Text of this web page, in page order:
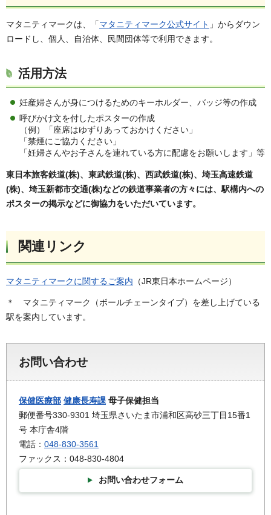
マタニティマークは、「マタニティマーク公式サイト 」からダウン
ロードし、個人、自治体、民間団体等で利用できます。
活用方法
妊産婦さんが身につけるためのキーホルダー、バッジ等の作成
呼びかけ文を付したポスターの作成
（例）「座席はゆずりあっておかけください」
「禁煙にご協力ください」
「妊婦さんやお子さんを連れている方に配慮をお願いします」等
東日本旅客鉄道(株)、東武鉄道(株)、西武鉄道(株)、埼玉高速鉄道
(株)、埼玉新都市交通(株)などの鉄道事業者の方々には、駅構内への
ポスターの掲示などに御協力をいただいています。
関連リンク
マタニティマークに関するご案内 （JR東日本ホームページ）
＊ マタニティマーク（ボールチェーンタイプ）を差し上げている
駅を案内しています。
お問い合わせ
保健医療部 健康長寿課 母子保健担当
郵便番号330-9301 埼玉県さいたま市浦和区高砂三丁目15番1
号 本庁舎4階
電話： 048-830-3561
ファックス：048-830-4804
お問い合わせフォーム